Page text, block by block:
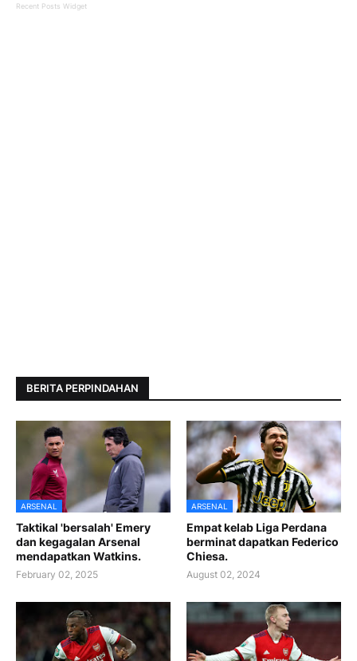
Recent Posts Widget
BERITA PERPINDAHAN
ARSENAL
Taktikal 'bersalah' Emery
dan kegagalan Arsenal
mendapatkan Watkins.
February 02, 2025
ARSENAL
Empat kelab Liga Perdana
berminat dapatkan Federico
Chiesa.
August 02, 2024